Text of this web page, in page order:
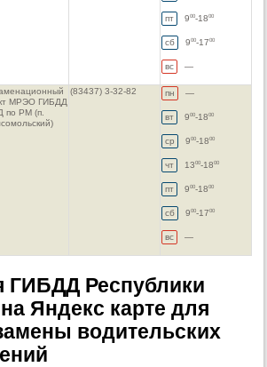
пт 900 -1800
сб 900 -1700
вс —
МРЭО ГИБДД
по РМ (п.
(83437) 3-32-82 пн —
вт 900 -1800
ср 900 -1800
чт 1300 -1800
пт 900 -1800
сб 900 -1700
вс —
ГИБДД Республики
Яндекс карте для
водительских